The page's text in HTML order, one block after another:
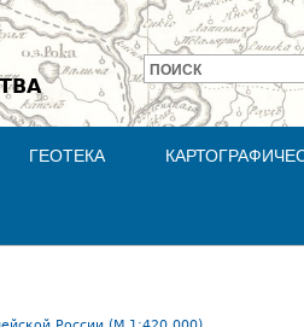
to navigation
Форма
поиска
ПОИСК
ГЕОТЕКА